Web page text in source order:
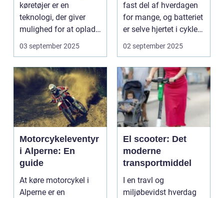
køretøjer er en
teknologi, der giver
mulighed for at oplade
uden...
03 september 2025
fast del af hverdagen
for mange, og batteriet
er selve hjertet i cyklen.
Et go...
02 september 2025
Motorcykeleventyr
i Alperne: En
guide
At køre motorcykel i
Alperne er en
El scooter: Det
moderne
transportmiddel
I en travl og
miljøbevidst hverdag